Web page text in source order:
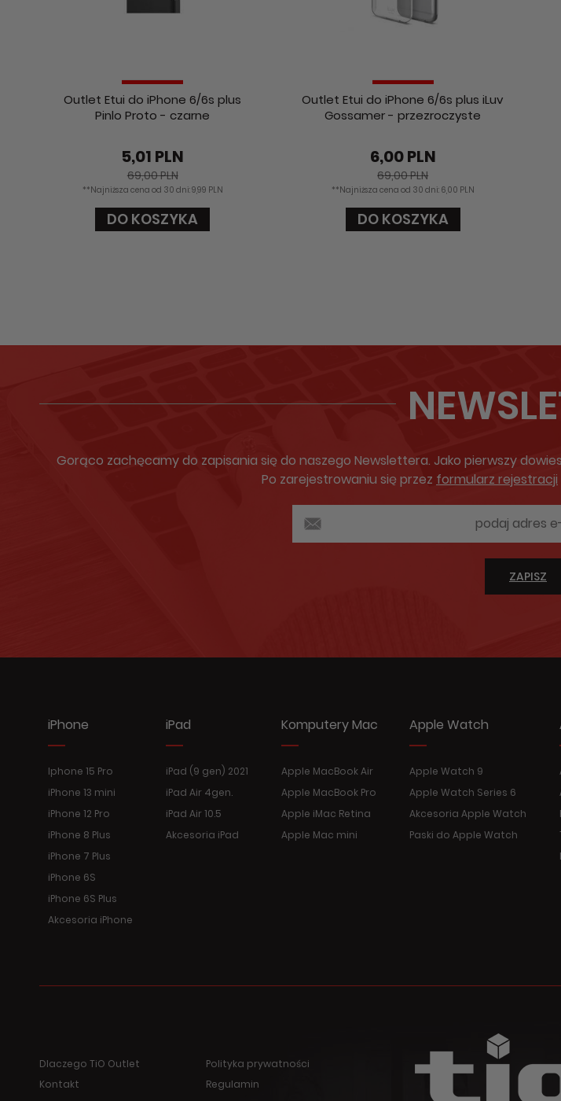
Outlet Etui do iPhone 6/6s plus
Pinlo Proto - czarne
5,01 PLN
69,00 PLN
**Najniższa cena od 30 dni: 9,99 PLN
DO KOSZYKA
Outlet Etui do iPhone 6/6s plus iLuv
Gossamer - przezroczyste
6,00 PLN
69,00 PLN
**Najniższa cena od 30 dni: 6,00 PLN
DO KOSZYKA
Gorąco zachęcamy do zapisania się do naszego Newslettera. Jako pierwszy
Po zarejestrowaniu się przez formularz rejestracji
ZAPISZ
iPhone
Iphone 15 Pro
iPhone 13 mini
iPhone 12 Pro
iPhone 8 Plus
iPhone 7 Plus
iPhone 6S
iPhone 6S Plus
Akcesoria iPhone
iPad
iPad (9 gen) 2021
iPad Air 4gen.
iPad Air 10.5
Akcesoria iPad
Komputery Mac
Apple MacBook Air
Apple MacBook Pro
Apple iMac Retina
Apple Mac mini
Apple Watch
Apple Watch 9
Apple Watch Series 6
Akcesoria Apple Watch
Paski do Apple Watch
Dlaczego TiO Outlet
Kontakt
Polityka prywatności
Regulamin